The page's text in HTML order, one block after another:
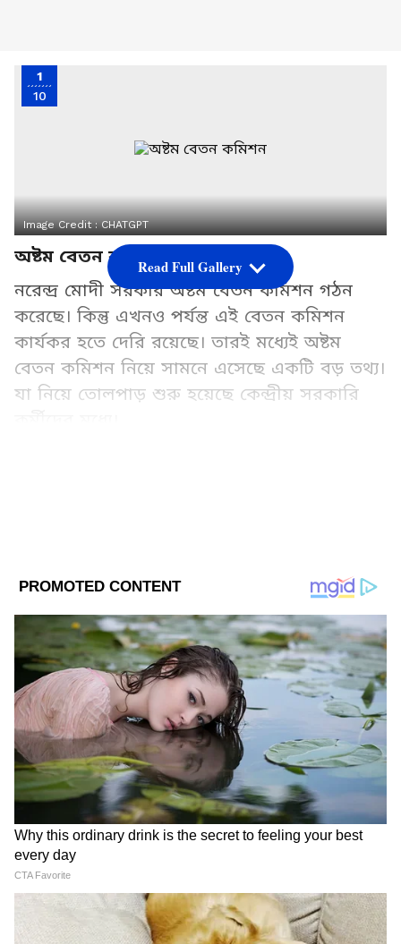
1
10
Image Credit :CHATGPT
অষ্টম বেতন কমিশন
নরেন্দ্র মোদী সরকার অষ্টম বেতন কমিশন গঠন
করেছে। কিন্তু এখনও পর্যন্ত এই বেতন কমিশন
কার্যকর হতে দেরি রয়েছে। তারই মধ্যেই অষ্টম
বেতন কমিশন নিয়ে সামনে এসেছে একটি বড় তথ্য।
যা নিয়ে তোলপাড় শুরু হয়েছে কেন্দ্রীয় সরকারি
Image Credit : Getty
বেতন সংক্রান্ত তথ্য
অষ্টম বেতন কমিশনে বেতন ঠিক কতটা বাড়বে?
সেই খবরই প্রকাশ্যে এসেছে। কিন্তু তাতেই মন
খারাপ সরকারি কর্মীদের। কেন্দ্রীয় সরকারি কর্মী
সংগঠনগুলি অষ্টম বেতন কমিশনের জন্য একগুচ্ছ
প্রস্তাব দিয়েছিল। কিন্তু কেন্দ্রীয় সরকারি কর্মী
সংগঠনের দেওয়া প্রস্তাব মেনে নেওয়া কঠিন। আর
তারই চাপ পড়বে সরকারি কর্মীদের বেতনে।
Read Full Gallery